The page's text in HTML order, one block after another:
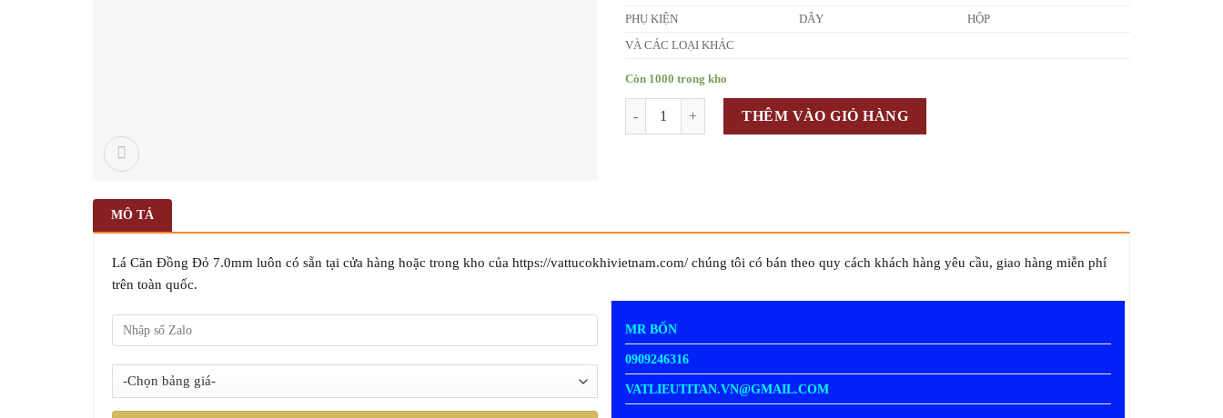
PHỤ KIỆN DÂY HỘP
VÀ CÁC LOẠI KHÁC
Còn 1000 trong kho
THÊM VÀO GIỎ HÀNG
MÔ TẢ
Lá Căn Đồng Đỏ 7.0mm luôn có sẵn tại cửa hàng hoặc trong kho của https://vattucokhivietnam.com/ chúng tôi có bán theo quy cách khách hàng yêu cầu, giao hàng miễn phí
trên toàn quốc.
MR BỐN
0909246316
VATLIEUTITAN.VN@GMAIL.COM